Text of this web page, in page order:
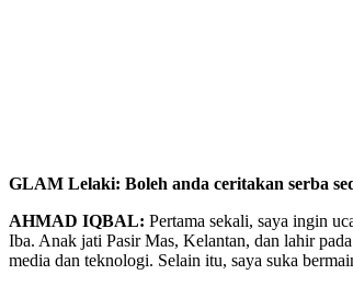
GLAM Lelaki: Boleh anda ceritakan serba
AHMAD IQBAL: Pertama sekali, saya ingin
Iba. Anak jati Pasir Mas, Kelantan, dan lahir
media dan teknologi. Selain itu, saya suka